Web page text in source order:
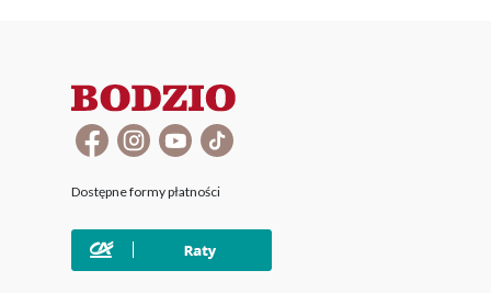
Dostępne formy płatności